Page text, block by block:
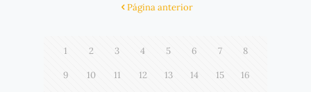
Página anterior
1 2 3 4 5 6 7 8
9 10 11 12 13 14 15 16